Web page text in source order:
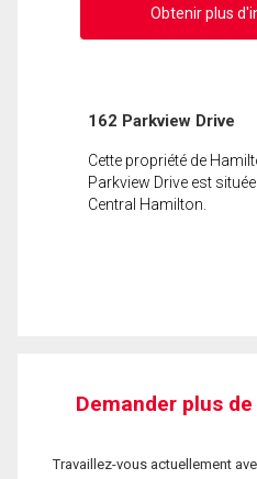
Obtenir plus
162 Parkview Drive
Cette propriété de
Parkview Drive est
Central Hamilton.
Demander plus
Travaillez-vous actuellement